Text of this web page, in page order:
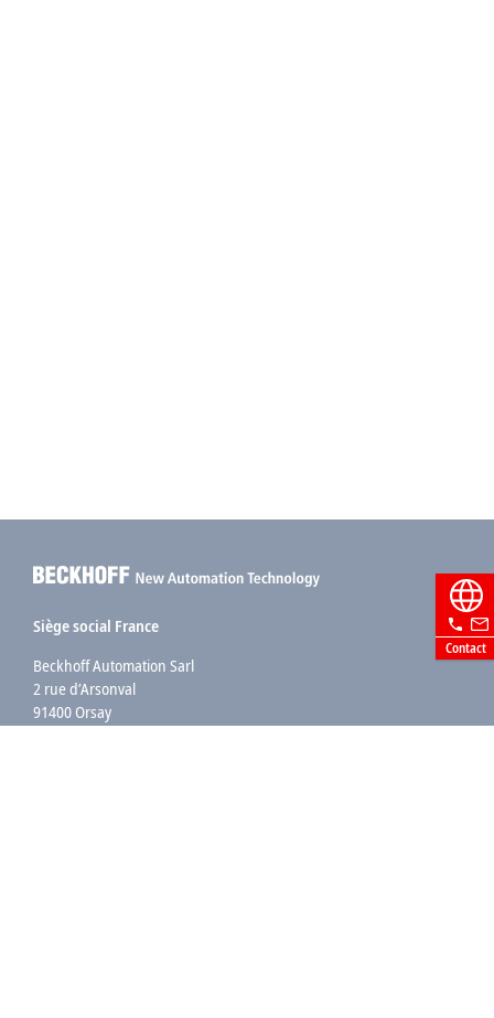
Contact
Siège social France
Beckhoff Automation Sarl
2 rue d’Arsonval
91400 Orsay